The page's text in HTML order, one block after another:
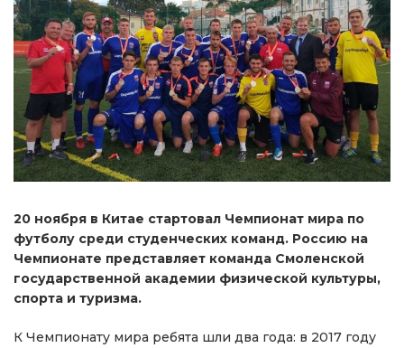
20 ноября в Китае стартовал Чемпионат мира по
футболу среди студенческих команд. Россию на
Чемпионате представляет команда Смоленской
государственной академии физической культуры,
спорта и туризма.
К Чемпионату мира ребята шли два года: в 2017 году